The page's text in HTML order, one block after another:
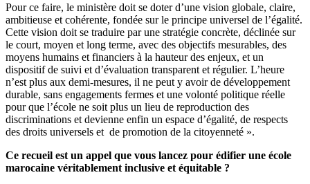
Pour ce faire, le ministère doit se doter d’une vision globale, claire,
ambitieuse et cohérente, fondée sur le principe universel de l’égalité.
Cette vision doit se traduire par une stratégie concrète, déclinée sur
le court, moyen et long terme, avec des objectifs mesurables, des
moyens humains et financiers à la hauteur des enjeux, et un
dispositif de suivi et d’évaluation transparent et régulier. L’heure
n’est plus aux demi-mesures, il ne peut y avoir de développement
durable, sans engagements fermes et une volonté politique réelle
pour que l’école ne soit plus un lieu de reproduction des
discriminations et devienne enfin un espace d’égalité, de respects
des droits universels et de promotion de la citoyenneté ».
Ce recueil est un appel que vous lancez pour édifier une école
marocaine véritablement inclusive et équitable ?